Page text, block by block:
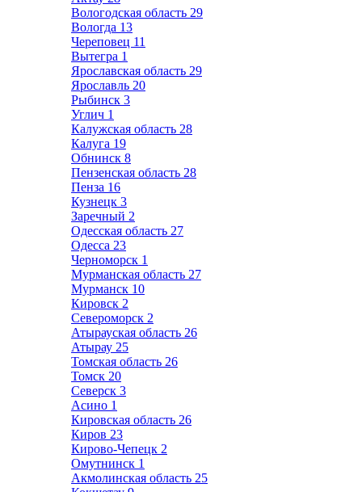
Вологодская область 29
Вологда 13
Череповец 11
Вытегра 1
Ярославская область 29
Ярославль 20
Рыбинск 3
Углич 1
Калужская область 28
Калуга 19
Обнинск 8
Пензенская область 28
Пенза 16
Кузнецк 3
Заречный 2
Одесская область 27
Одесса 23
Черноморск 1
Мурманская область 27
Мурманск 10
Кировск 2
Североморск 2
Атырауская область 26
Атырау 25
Томская область 26
Томск 20
Северск 3
Асино 1
Кировская область 26
Киров 23
Кирово-Чепецк 2
Омутнинск 1
Акмолинская область 25